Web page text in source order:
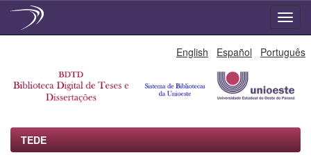
English Español Português
TEDE